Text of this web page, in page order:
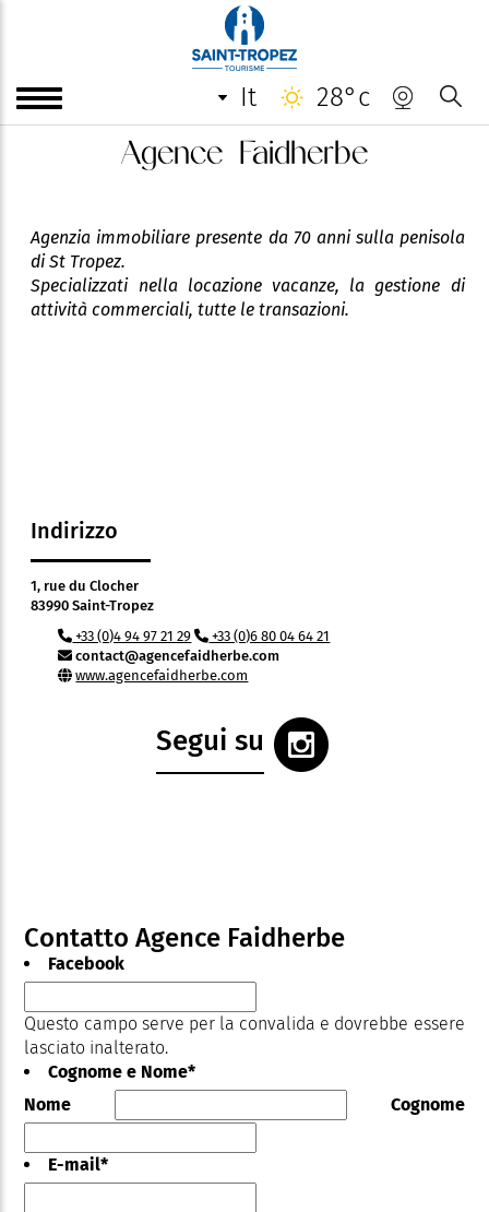
it 28°c
Agence Faidherbe
Agenzia immobiliare presente da 70 anni sulla penisola
di St Tropez.
Specializzati nella locazione vacanze, la gestione di
attività commerciali, tutte le transazioni.
Indirizzo
1, rue du Clocher
83990 Saint-Tropez
+33 (0)4 94 97 21 29
+33 (0)6 80 04 64 21
contact@agencefaidherbe.com
www.agencefaidherbe.com
Segui su
Contatto Agence Faidherbe
Facebook
Questo campo serve per la convalida e dovrebbe essere
lasciato inalterato.
Cognome e Nome*
Nome
Cognome
E-mail*